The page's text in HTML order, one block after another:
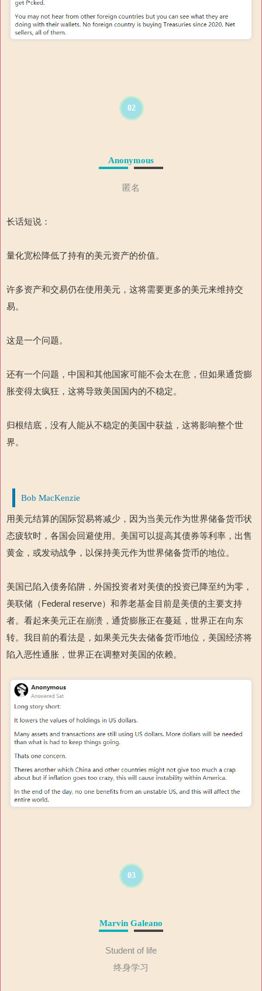
02
Anonymous
匿名
长话短说：
量化宽松降低了持有的美元资产的价值。
许多资产和交易仍在使用美元，这将需要更多的美元来维持交
易。
这是一个问题。
还有一个问题，中国和其他国家可能不会太在意，但如果通货膨
胀变得太疯狂，这将导致美国国内的不稳定。
归根结底，没有人能从不稳定的美国中获益，这将影响整个世
界。
Bob MacKenzie
用美元结算的国际贸易将减少，因为当美元作为世界储备货币状
态疲软时，各国会回避使用。美国可以提高其债券等利率，出售
黄金，或发动战争，以保持美元作为世界储备货币的地位。
美国已陷入债务陷阱，外国投资者对美债的投资已降至约为零，
美联储（Federal reserve）和养老基金目前是美债的主要支持
者。看起来美元正在崩溃，通货膨胀正在蔓延，世界正在向东
转。我目前的看法是，如果美元失去储备货币地位，美国经济将
陷入恶性通胀，世界正在调整对美国的依赖。
03
Marvin Galeano
Student of life
终身学习